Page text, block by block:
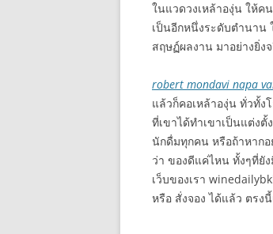
ในแวดวงเหล้าองุ่น ให้ค
เป็นอีกหนึ่งระดับตำนาน
สฤษฏ์ผลงาน มาอย่างยิ่ง
robert mondavi napa
แล้วก็คอเหล้าองุ่น ทั่วทั้ง
ที่เขาได้ทำเขาเป็นแต่ง
นักดื่มทุกคน หรือถ้าหากอ
ว่า ของดีแค่ไหน ทั้งๆที่ยั
เว็บของเรา
หรือ สั่งจอง ได้แล้ว ตรงนี้